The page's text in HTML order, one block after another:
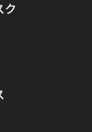
ク